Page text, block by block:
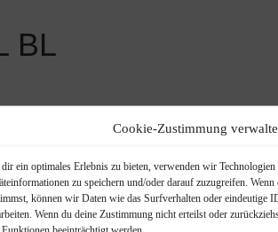
Cookie-Zustimmung
ein optimales Erlebnis zu bieten, verwenden wir
zu speichern und/oder darauf zuzugreifen. Wenn
können wir Daten wie das Surfverhalten oder eindeutige
Wenn du deine Zustimmung nicht erteilst oder
beeinträchtigt werden.
BL
Linkshänder